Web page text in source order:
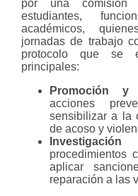
por una comisión
estudiantes,
académicos,
jornadas de trabajo
protocolo que se
principales:
Promoción y
acciones
sensibilizar a la
de acoso y
procedimientos
aplicar
reparación a las